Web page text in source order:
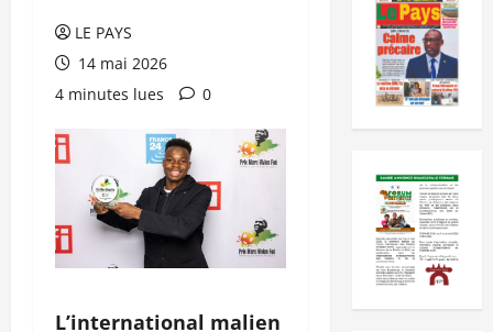
LE PAYS
14 mai 2026
4 minutes lues
0
L’international malien